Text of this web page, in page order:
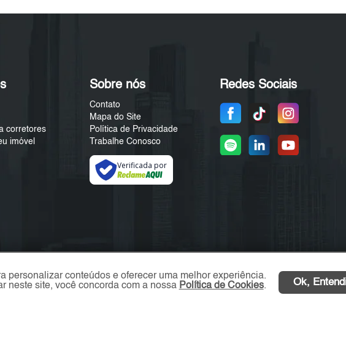
corretores
imóvel
Sobre nós
Contato
Mapa do Site
Política de Privacidade
Trabalhe Conosco
Verificada por
Redes Sociais
personalizar conteúdos e oferecer uma melhor experiência.
neste site, você concorda com a nossa Política de Cookies. Ok,